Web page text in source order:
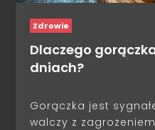
Zdrowie
Dlaczego
dniach?
Gorączka jest
walczy z